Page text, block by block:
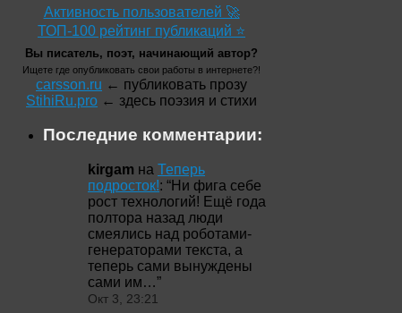
Активность пользователей 🚀
ТОП-100 рейтинг публикаций ⭐
Вы писатель, поэт, начинающий автор?
Ищете где опубликовать свои работы в интернете?!
carsson.ru ← публиковать прозу
StihiRu.pro ← здесь поэзия и стихи
Последние комментарии:
kirgam на Теперь
подросток!: “Ни фига себе
рост технологий! Ещё года
полтора назад люди
смеялись над роботами-
генераторами текста, а
теперь сами вынуждены
сами им…”
Окт 3, 23:21